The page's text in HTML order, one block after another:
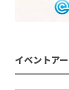
イベントア